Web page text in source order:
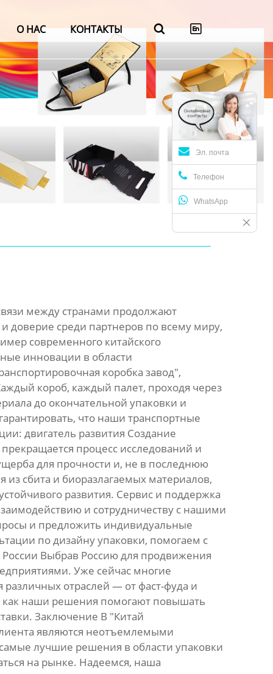
О НАС КОНТАКТЫ  
Эл. почта
Телефон
WhatsApp
между странами продолжают
доверие среди партнеров по всему миру,
современного китайского
инновации в области
коробка завод",
короб, каждый палет, проходя через
до окончательной упаковки и
что наши транспортные
двигатель развития Создание
процесс исследований и
для прочности и, не в последнюю
сбита и биоразлагаемых материалов,
развития. Сервис и поддержка
и сотрудничеству с нашими
и предложить индивидуальные
по дизайну упаковки, помогаем с
Выбрав Россию для продвижения
Уже сейчас многие
отраслей — от фаст-фуда и
наши решения помогают повышать
Заключение В "Китай
являются неотъемлемыми
лучшие решения в области упаковки
на рынке. Надеемся, наша